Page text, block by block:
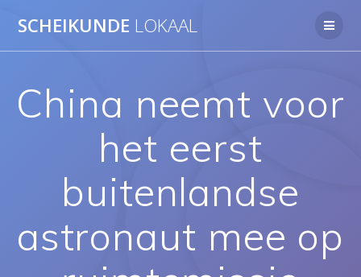
naar
SCHEIKUNDE LOKAAL
China neemt voor
het eerst
buitenlandse
astronaut mee op